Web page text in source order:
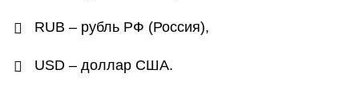
RUB – рубль РФ (Россия),
USD – доллар США.